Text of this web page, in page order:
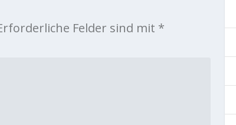
Felder sind mit *